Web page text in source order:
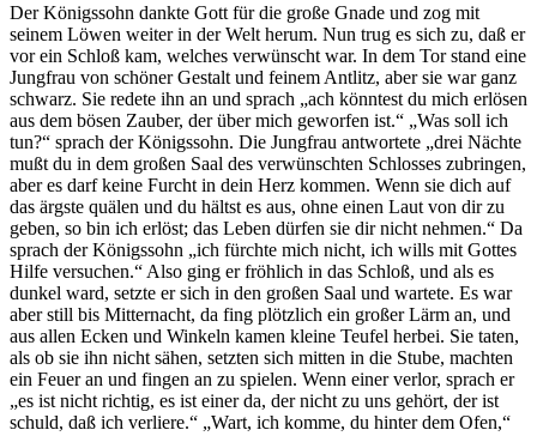
Der Königssohn dankte Gott für die große Gnade und zog mit
seinem Löwen weiter in der Welt herum. Nun trug es sich zu, daß er
vor ein Schloß kam, welches verwünscht war. In dem Tor stand eine
Jungfrau von schöner Gestalt und feinem Antlitz, aber sie war ganz
schwarz. Sie redete ihn an und sprach „ach könntest du mich erlösen
aus dem bösen Zauber, der über mich geworfen ist.“ „Was soll ich
tun?“ sprach der Königssohn. Die Jungfrau antwortete „drei Nächte
mußt du in dem großen Saal des verwünschten Schlosses zubringen,
aber es darf keine Furcht in dein Herz kommen. Wenn sie dich auf
das ärgste quälen und du hältst es aus, ohne einen Laut von dir zu
geben, so bin ich erlöst; das Leben dürfen sie dir nicht nehmen.“ Da
sprach der Königssohn „ich fürchte mich nicht, ich wills mit Gottes
Hilfe versuchen.“ Also ging er fröhlich in das Schloß, und als es
dunkel ward, setzte er sich in den großen Saal und wartete. Es war
aber still bis Mitternacht, da fing plötzlich ein großer Lärm an, und
aus allen Ecken und Winkeln kamen kleine Teufel herbei. Sie taten,
als ob sie ihn nicht sähen, setzten sich mitten in die Stube, machten
ein Feuer an und fingen an zu spielen. Wenn einer verlor, sprach er
„es ist nicht richtig, es ist einer da, der nicht zu uns gehört, der ist
schuld, daß ich verliere.“ „Wart, ich komme, du hinter dem Ofen,“